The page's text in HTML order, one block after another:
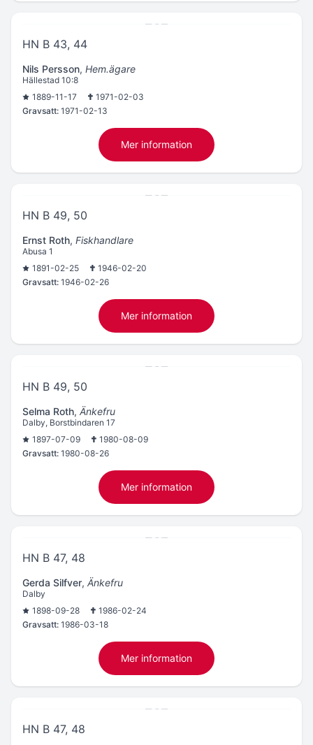
HN B 43, 44
Nils Persson, Hem.ägare
Hällestad 10:8
1889-11-17
1971-02-03
Gravsatt: 1971-02-13
Mer information
HN B 49, 50
Ernst Roth, Fiskhandlare
Abusa 1
1891-02-25
1946-02-20
Gravsatt: 1946-02-26
Mer information
HN B 49, 50
Selma Roth, Änkefru
Dalby, Borstbindaren 17
1897-07-09
1980-08-09
Gravsatt: 1980-08-26
Mer information
HN B 47, 48
Gerda Silfver, Änkefru
Dalby
1898-09-28
1986-02-24
Gravsatt: 1986-03-18
Mer information
HN B 47, 48